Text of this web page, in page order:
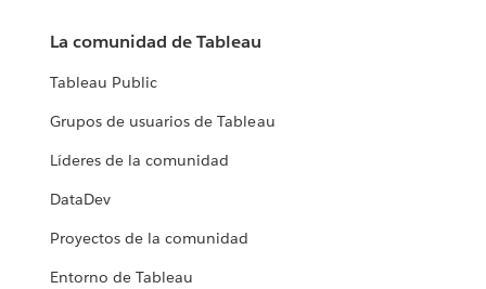
La comunidad de Tableau
Tableau Public
Grupos de usuarios de Tableau
Líderes de la comunidad
DataDev
Proyectos de la comunidad
Entorno de Tableau